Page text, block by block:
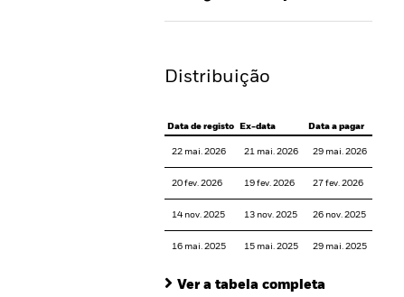
Distribuição
Data de registo Ex-data Data a pagar
22 mai. 2026 21 mai. 2026 29 mai. 2026
20 fev. 2026 19 fev. 2026 27 fev. 2026
14 nov. 2025 13 nov. 2025 26 nov. 2025
16 mai. 2025 15 mai. 2025 29 mai. 2025
Ver a tabela completa